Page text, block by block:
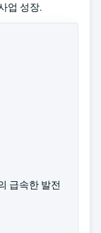
업 성장.
급속한 발전